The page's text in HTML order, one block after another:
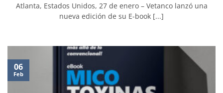
Atlanta, Estados Unidos, 27 de enero – Vetanco lanzó una
nueva edición de su E-book [...]
06
Feb